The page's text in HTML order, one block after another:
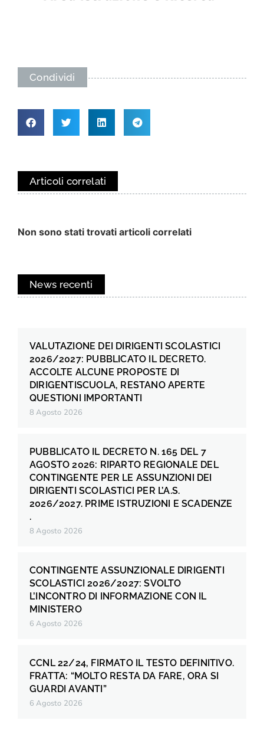
Condividi
Articoli correlati
Non sono stati trovati articoli correlati
News recenti
VALUTAZIONE DEI DIRIGENTI SCOLASTICI
2026/2027: PUBBLICATO IL DECRETO.
ACCOLTE ALCUNE PROPOSTE DI
DIRIGENTISCUOLA, RESTANO APERTE
QUESTIONI IMPORTANTI
8 Agosto 2026
PUBBLICATO IL DECRETO N. 165 DEL 7
AGOSTO 2026: RIPARTO REGIONALE DEL
CONTINGENTE PER LE ASSUNZIONI DEI
DIRIGENTI SCOLASTICI PER L’A.S.
2026/2027. PRIME ISTRUZIONI E SCADENZE
.
8 Agosto 2026
CONTINGENTE ASSUNZIONALE DIRIGENTI
SCOLASTICI 2026/2027: SVOLTO
L’INCONTRO DI INFORMAZIONE CON IL
MINISTERO
6 Agosto 2026
CCNL 22/24, FIRMATO IL TESTO DEFINITIVO.
FRATTA: “MOLTO RESTA DA FARE, ORA SI
GUARDI AVANTI”
6 Agosto 2026